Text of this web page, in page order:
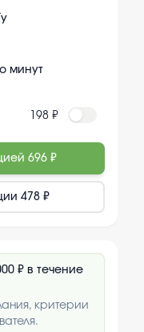
минут
198 ₽
696 ₽
478 ₽
₽ в течение
критерии